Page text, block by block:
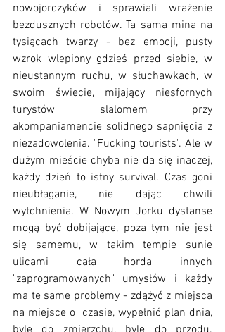
nowojorczyków i sprawiali wrażenie
bezdusznych robotów. Ta sama mina na
tysiącach twarzy - bez emocji, pusty
wzrok wlepiony gdzieś przed siebie, w
nieustannym ruchu, w słuchawkach, w
swoim świecie, mijający niesfornych
turystów slalomem przy
akompaniamencie solidnego sapnięcia z
niezadowolenia. "Fucking tourists". Ale w
dużym mieście chyba nie da się inaczej,
każdy dzień to istny survival. Czas goni
nieubłaganie, nie dając chwili
wytchnienia. W Nowym Jorku dystanse
mogą być dobijające, poza tym nie jest
się samemu, w takim tempie sunie
ulicami cała horda innych
"zaprogramowanych" umysłów i każdy
ma te same problemy - zdążyć z miejsca
na miejsce o  czasie, wypełnić plan dnia,